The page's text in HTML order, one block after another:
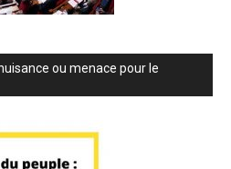
ou menace pour le